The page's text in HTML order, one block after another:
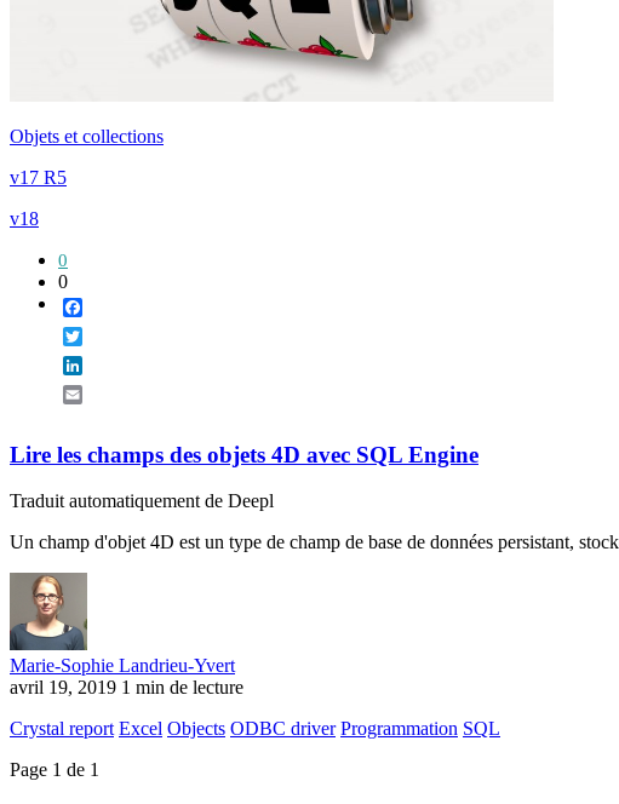
Objets et collections
v17 R5
v18
0
0
Lire les champs des objets 4D avec SQL Engine
Traduit automatiquement de Deepl
Un champ d'objet 4D est un type de champ de base de données persistant,
Marie-Sophie Landrieu-Yvert
avril 19, 2019 1 min de lecture
Crystal report Excel Objects ODBC driver Programmation SQL
Page 1 de 1